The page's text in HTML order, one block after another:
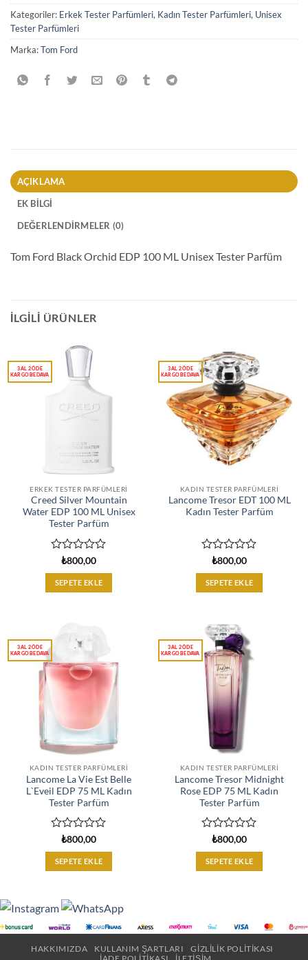
Kategoriler: Erkek Tester Parfümleri, Kadın Tester Parfümleri, Unisex
Tester Parfümleri
Marka:Tom Ford
AÇIKLAMA
EK BILGI
DEĞERLENDIRMELER (0)
Tom Ford Black Orchid EDP 100 ML Unisex Tester Parfüm
İLGILI ÜRÜNLER
ERKEK TESTER PARFÜMLERI
Creed Silver Mountain
Water EDP 100 ML Unisex
Tester Parfüm
üzerinden
0
oy
₺800,00
SEPETE EKLE
KADIN TESTER PARFÜMLERI
Lancome Tresor EDT 100 ML
Kadın Tester Parfüm
üzerinden
0
oy
₺800,00
SEPETE EKLE
KADIN TESTER PARFÜMLERI
Lancome La Vie Est Belle
L`Eveil EDP 75 ML Kadın
Tester Parfüm
üzerinden
0
oy
₺800,00
SEPETE EKLE
KADIN TESTER PARFÜMLERI
Lancome Tresor Midnight
Rose EDP 75 ML Kadın
Tester Parfüm
üzerinden
0
oy
₺800,00
SEPETE EKLE
HAKKIMIZDA KULLANIM ŞARTLARI
GIZLILIK POLITIKASI